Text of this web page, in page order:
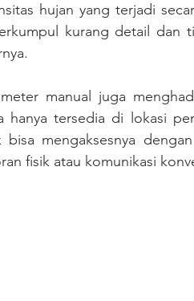
hujan yang terjadi
kurang detail dan
hanya tersedia di lokasi
mengaksesnya
fisik atau komunikasi